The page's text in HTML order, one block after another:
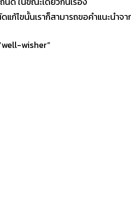
ดแก้ไขนั้นเราก็สามารถขอคำแนะนำ
wisher”